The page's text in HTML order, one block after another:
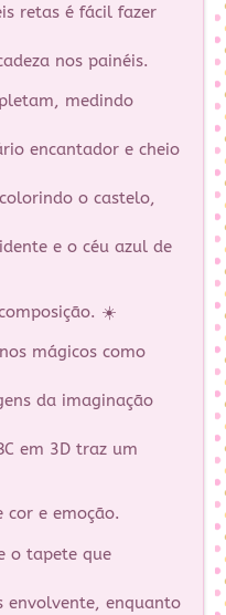
retas é fácil fazer
nos painéis.
medindo
encantador e cheio
o castelo,
e o céu azul de
☀️
mágicos como
da imaginação
em 3D traz um
cor e emoção.
o tapete que
envolvente, enquanto